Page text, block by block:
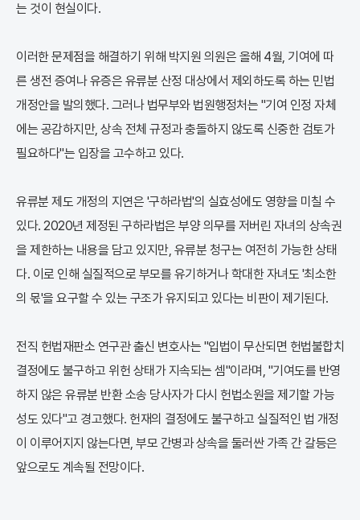
는 것이 현실이다.
이러한 문제점을 해결하기 위해 박지원 의원은 올해 4월, 기여에 따
른 생전 증여나 유증은 유류분 산정 대상에서 제외하도록 하는 민법
개정안을 발의했다. 그러나 법무부와 법원행정처는 "기여 인정 자체
에는 공감하지만, 상속 전체 규정과 충돌하지 않도록 신중한 검토가
필요하다"는 입장을 고수하고 있다.
유류분 제도 개정의 지연은 '구하라법'의 실효성에도 영향을 미칠 수
있다. 2020년 제정된 구하라법은 부양 의무를 저버린 자녀의 상속권
을 제한하는 내용을 담고 있지만, 유류분 청구는 여전히 가능한 상태
다. 이로 인해 실질적으로 부모를 유기하거나 학대한 자녀도 '최소한
의 몫'을 요구할 수 있는 구조가 유지되고 있다는 비판이 제기된다.
전직 헌법재판소 연구관 출신 변호사는 "입법이 무산되면 헌법불합치
결정에도 불구하고 위헌 상태가 지속되는 셈"이라며, "기여도를 반영
하지 않은 유류분 반환 소송 당사자가 다시 헌법소원을 제기할 가능
성도 있다"고 경고했다. 헌재의 결정에도 불구하고 실질적인 법 개정
이 이루어지지 않는다면, 부모 간병과 상속을 둘러싼 가족 간 갈등은
앞으로도 계속될 전망이다.